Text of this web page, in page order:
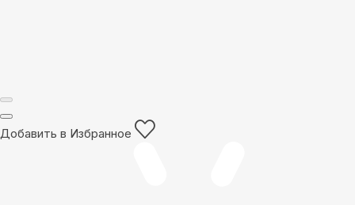
Добавить в Избранное